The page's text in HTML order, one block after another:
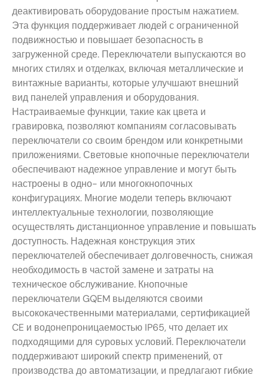
деактивировать оборудование простым нажатием.
Эта функция поддерживает людей с ограниченной
подвижностью и повышает безопасность в
загруженной среде. Переключатели выпускаются во
многих стилях и отделках, включая металлические и
винтажные варианты, которые улучшают внешний
вид панелей управления и оборудования.
Настраиваемые функции, такие как цвета и
гравировка, позволяют компаниям согласовывать
переключатели со своим брендом или конкретными
приложениями. Световые кнопочные переключатели
обеспечивают надежное управление и могут быть
настроены в одно- или многокнопочных
конфигурациях. Многие модели теперь включают
интеллектуальные технологии, позволяющие
осуществлять дистанционное управление и повышать
доступность. Надежная конструкция этих
переключателей обеспечивает долговечность, снижая
необходимость в частой замене и затраты на
техническое обслуживание. Кнопочные
переключатели GQEM выделяются своими
высококачественными материалами, сертификацией
CE и водонепроницаемостью IP65, что делает их
подходящими для суровых условий. Переключатели
поддерживают широкий спектр применений, от
производства до автоматизации, и предлагают гибкие